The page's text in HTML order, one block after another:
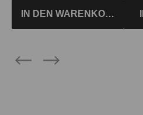
IN DEN WARENKORB